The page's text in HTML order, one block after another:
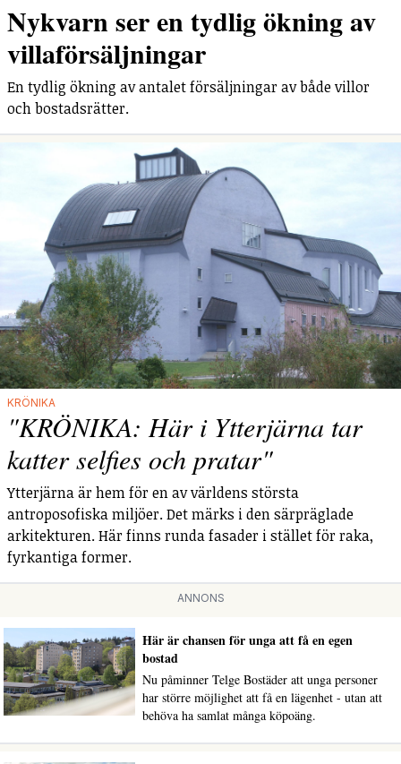
Nykvarn ser en tydlig ökning av
villaförsäljningar
En tydlig ökning av antalet försäljningar av både villor
och bostadsrätter.
KRÖNIKA
"KRÖNIKA: Här i Ytterjärna tar
katter selfies och pratar"
Ytterjärna är hem för en av världens största
antroposofiska miljöer. Det märks i den särpräglade
arkitekturen. Här finns runda fasader i stället för raka,
fyrkantiga former.
ANNONS
Här är chansen för unga att få en egen
bostad
Nu påminner Telge Bostäder att unga personer
har större möjlighet att få en lägenhet - utan att
behöva ha samlat många köpoäng.